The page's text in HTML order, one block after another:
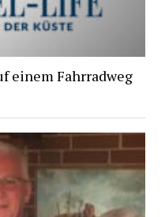
einem Fahrradweg